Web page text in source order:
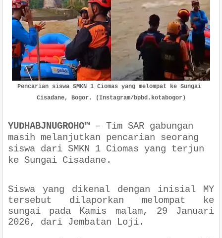
Pencarian siswa SMKN 1 Ciomas yang melompat ke Sungai
Cisadane, Bogor. (Instagram/bpbd.kotabogor)
YUDHABJNUGROHO™ – Tim SAR gabungan
masih melanjutkan pencarian seorang
siswa dari SMKN 1 Ciomas yang terjun
ke Sungai Cisadane.
Siswa yang dikenal dengan inisial MY
tersebut dilaporkan melompat ke
sungai pada Kamis malam, 29 Januari
2026, dari Jembatan Loji.